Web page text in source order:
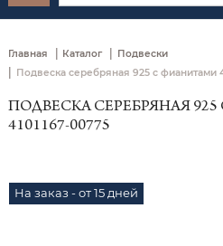
Главная | Каталог | Подвески
| Подвеска серебряная 925 с фианитами
ПОДВЕСКА СЕРЕБРЯНАЯ
4101167-00775
На заказ - от 15 дней